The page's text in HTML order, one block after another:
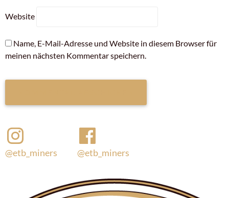
Website
Name, E-Mail-Adresse und Website in diesem Browser für
meinen nächsten Kommentar speichern.
@etb_miners @etb_miners